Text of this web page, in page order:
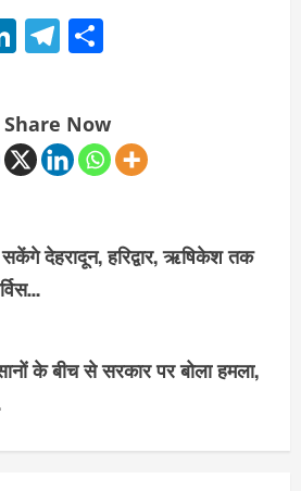
LinkedIn
Telegram
Share Now
देहरादून, हरिद्वार, ऋषिकेश तक
के बीच से सरकार पर बोला हमला,